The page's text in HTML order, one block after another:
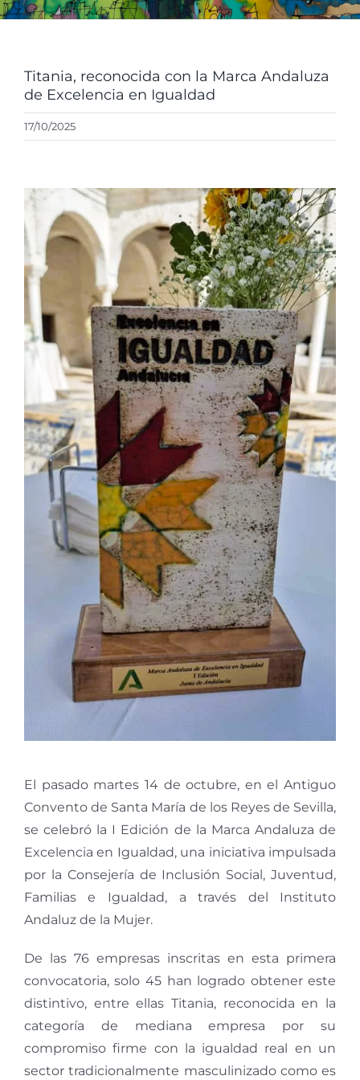
Titania, reconocida con la Marca Andaluza
de Excelencia en Igualdad
17/10/2025
El pasado martes 14 de octubre, en el Antiguo
Convento de Santa María de los Reyes de Sevilla,
se celebró la I Edición de la Marca Andaluza de
Excelencia en Igualdad, una iniciativa impulsada
por la Consejería de Inclusión Social, Juventud,
Familias e Igualdad, a través del Instituto
Andaluz de la Mujer.
De las 76 empresas inscritas en esta primera
convocatoria, solo 45 han logrado obtener este
distintivo, entre ellas Titania, reconocida en la
categoría de mediana empresa por su
compromiso firme con la igualdad real en un
sector tradicionalmente masculinizado como es